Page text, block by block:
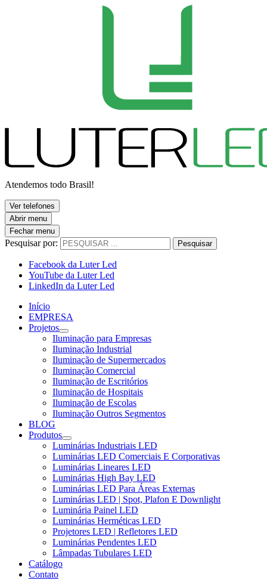
Atendemos todo Brasil!
Ver telefones
Abrir menu
Fechar menu
Pesquisar por: Pesquisar
Facebook da Luter Led
YouTube da Luter Led
LinkedIn da Luter Led
Início
EMPRESA
Projetos
Iluminação para Empresas
Iluminação Industrial
Iluminação de Supermercados
Iluminação Comercial
Iluminação de Escritórios
Iluminação de Hospitais
Iluminação de Escolas
Iluminação Outros Segmentos
BLOG
Produtos
Luminárias Industriais LED
Luminárias LED Comerciais E Corporativas
Luminárias Lineares LED
Luminárias High Bay LED
Luminárias LED Para Áreas Externas
Luminárias LED | Spot, Plafon E Downlight
Luminária Painel LED
Luminárias Herméticas LED
Projetores LED | Refletores LED
Luminárias Pendentes LED
Lâmpadas Tubulares LED
Catálogo
Contato